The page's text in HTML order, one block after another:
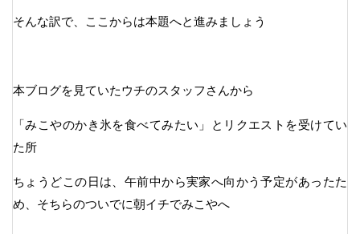
そんな訳で、ここからは本題へと進みましょう
本ブログを見ていたウチのスタッフさんから
「みこやのかき氷を食べてみたい」とリクエストを受けてい
た所
ちょうどこの日は、午前中から実家へ向かう予定があったた
め、そちらのついでに朝イチでみこやへ